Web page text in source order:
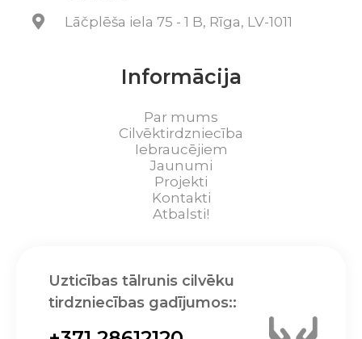
Lāčplēša iela 75 - 1 B, Rīga, LV-1011
Informācija
Par mums
Cilvēktirdzniecība
Iebraucējiem
Jaunumi
Projekti
Kontakti
Atbalsti!
Uzticības tālrunis cilvēku
tirdzniecības gadījumos::